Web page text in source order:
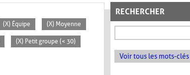
RECHERCHER
Voir tous les mots-clés
(X) Équipe (X) Moyenne
(X) Petit groupe (< 30)